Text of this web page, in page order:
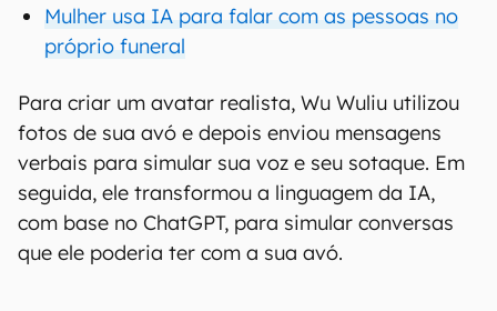
Mulher usa IA para falar com as pessoas no
próprio funeral
Para criar um avatar realista, Wu Wuliu utilizou
fotos de sua avó e depois enviou mensagens
verbais para simular sua voz e seu sotaque. Em
seguida, ele transformou a linguagem da IA,
com base no ChatGPT, para simular conversas
que ele poderia ter com a sua avó.